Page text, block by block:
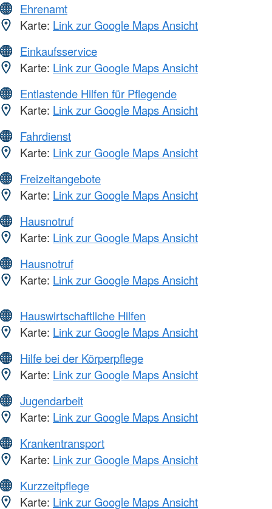
Ehrenamt
Karte: Link zur Google Maps Ansicht
Einkaufsservice
Karte: Link zur Google Maps Ansicht
Entlastende Hilfen für Pflegende
Karte: Link zur Google Maps Ansicht
Fahrdienst
Karte: Link zur Google Maps Ansicht
Freizeitangebote
Karte: Link zur Google Maps Ansicht
Hausnotruf
Karte: Link zur Google Maps Ansicht
Hausnotruf
Karte: Link zur Google Maps Ansicht
Hauswirtschaftliche Hilfen
Karte: Link zur Google Maps Ansicht
Hilfe bei der Körperpflege
Karte: Link zur Google Maps Ansicht
Jugendarbeit
Karte: Link zur Google Maps Ansicht
Krankentransport
Karte: Link zur Google Maps Ansicht
Kurzzeitpflege
Karte: Link zur Google Maps Ansicht